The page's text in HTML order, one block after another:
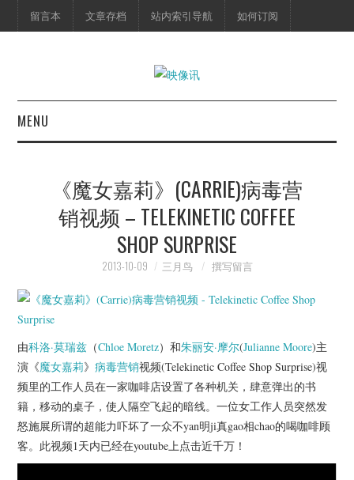
留言本 文章存档 站内索引导航 如何订阅
MENU
映像快讯
脱口秀
杂七杂八
美剧英剧
电影档期
《魔女嘉莉》(CARRIE)病毒营
销视频 – TELEKINETIC COFFEE
SHOP SURPRISE
2013-10-09 三月鸟 撰写留言
由科洛·莫瑞兹 （Chloe Moretz）和朱丽安·摩尔(Julianne Moore)主
演《魔女嘉莉》病毒营销视频(Telekinetic Coffee Shop Surprise)视
频里的工作人员在一家咖啡店设置了各种机关，肆意弹出的书
籍，移动的桌子，使人隔空飞起的暗线。一位女工作人员突然发
怒施展所谓的超能力吓坏了一众不yan明ji真gao相chao的喝咖啡顾
客。此视频1天内已经在youtube上点击近千万！